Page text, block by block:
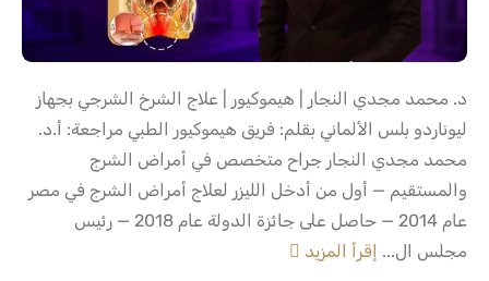
د. محمد مجدي النجار | هيموكيور | علاج الشرخ الشرجي بجهاز
ليوناردو بلس الألماني بقلم: فريق هيموكيور الطبي مراجعة: أ.د.
محمد مجدي النجار جراح متخصص في أمراض الشرج
والمستقيم — أول من أدخل الليزر لعلاج أمراض الشرج في مصر
عام 2014 — حاصل على جائزة الدولة عام 2018 — رئيس
مجلس ال... إقرأ المزيد